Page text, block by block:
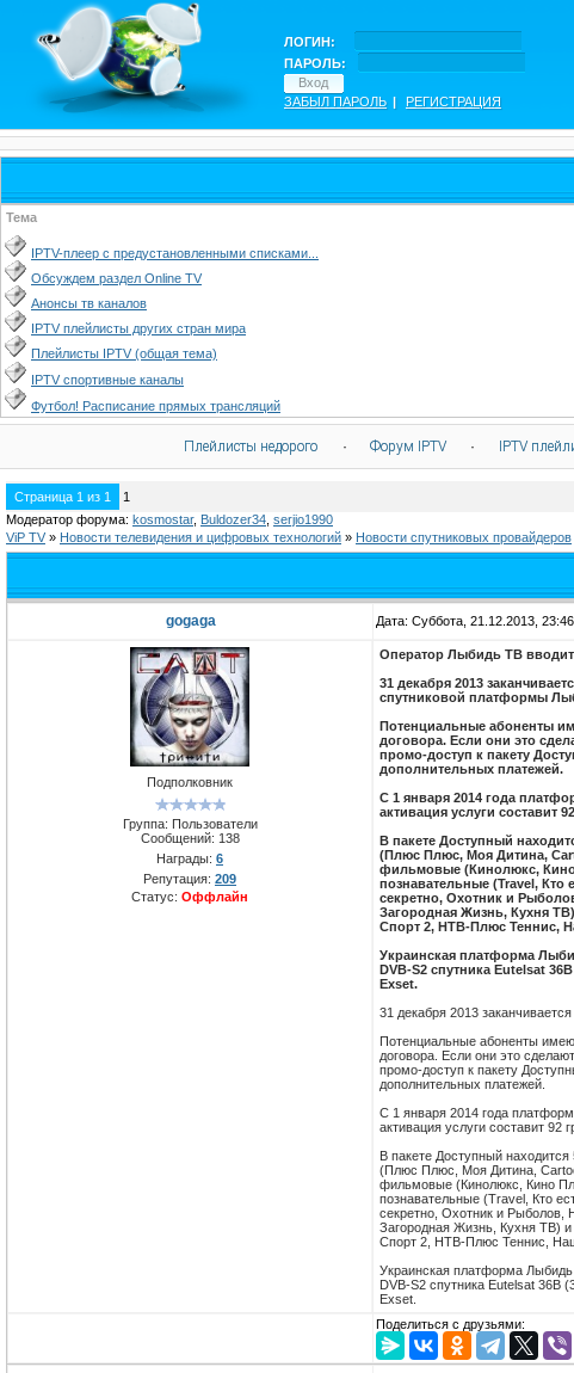
ЛОГИН:
ПАРОЛЬ:
ЗАБЫЛ ПАРОЛЬ | РЕГИСТРАЦИЯ
Тема
IPTV-плеер с предустановленными списками...
Обсуждем раздел Online TV
Анонсы тв каналов
IPTV плейлисты других стран мира
Плейлисты IPTV (общая тема)
IPTV спортивные каналы
Футбол! Расписание прямых трансляций
Плейлисты недорого · Форум IPTV · IPTV
Страница 1 из 1
1
Модератор форума: kosmostar, Buldozer34 serjio1990
ViP TV » Новости телевидения и цифровых технологий » Новости спутниковых провайдеров
gogaga Дата: Суббота, 21.12.2013,
Подполковник
Группа: Пользователи
Сообщений: 138
Награды: 6
Репутация: 209
Статус: Оффлайн
Оператор Лыбидь ТВ вводит
31 декабря 2013
спутниковой платформы
Потенциальные абоненты
договора. Если они это
промо-доступ к пакету
дополнительных платежей.
С 1 января 2014 года
активация услуги составит
В пакете Доступный
(Плюс Плюс, Моя Дитина,
фильмовые (Кинолюкс,
познавательные (Travel, Кто
секретно, Охотник и
Загородная Жизнь, Кухня
Спорт 2, НТВ-Плюс Теннис,
Украинская платформа
DVB-S2 спутника Eutelsat
Exset.
31 декабря 2013
Потенциальные абоненты
договора. Если они это
промо-доступ к пакету
дополнительных платежей.
С 1 января 2014 года
активация услуги составит 92
В пакете Доступный находится
(Плюс Плюс, Моя Дитина,
фильмовые (Кинолюкс, Кино
познавательные (Travel, Кто
секретно, Охотник и Рыболов,
Загородная Жизнь, Кухня ТВ)
Спорт 2, НТВ-Плюс Теннис,
Украинская платформа
DVB-S2 спутника Eutelsat 36B
Exset.
Поделиться с друзьями: